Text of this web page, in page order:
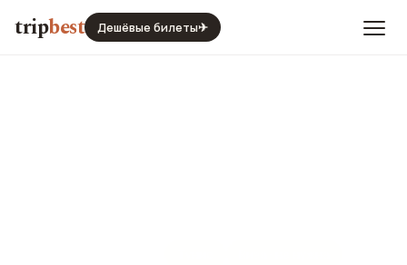
tripbest Дешёвые билеты✈